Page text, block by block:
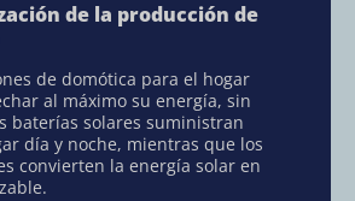
de la producción de
de domótica para el hogar
al máximo su energía, sin
baterías solares suministran
día y noche, mientras que los
convierten la energía solar en